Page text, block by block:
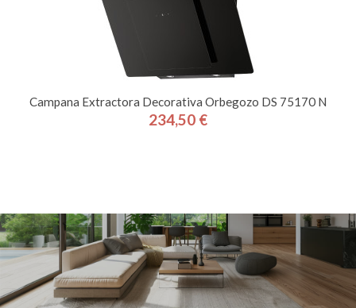
Campana Extractora Decorativa Orbegozo DS 75170 N
Precio
234,50 €